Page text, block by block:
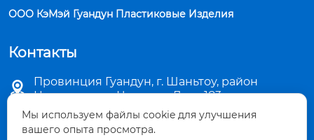
ООО КэМэй Гуандун Пластиковые Изделия
Контакты

Провинция Гуандун, г. Шаньтоу, район
Цзиньпин, ул. Чаошань Лу, д. 183
 sales5@stkemei.com
Мы используем файлы cookie для улучшения
вашего опыта просмотра.